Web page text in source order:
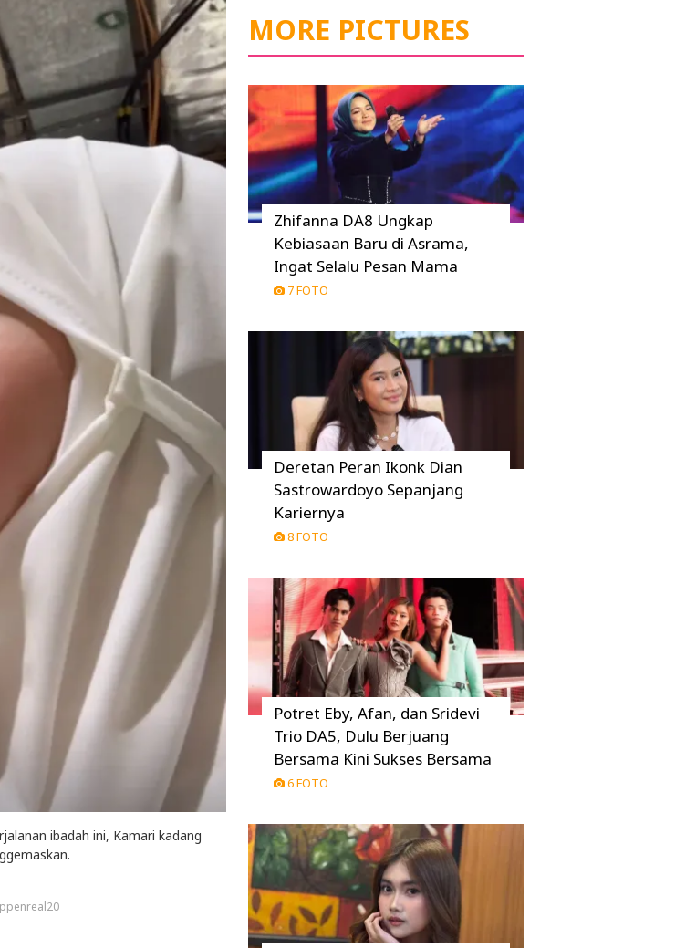
ibadah ini, Kamari kadang
MORE PICTURES
Zhifanna DA8 Ungkap
Kebiasaan Baru di Asrama,
Ingat Selalu Pesan Mama
7 FOTO
Deretan Peran Ikonk Dian
Sastrowardoyo Sepanjang
Kariernya
8 FOTO
Potret Eby, Afan, dan Sridevi
Trio DA5, Dulu Berjuang
Bersama Kini Sukses Bersama
6 FOTO